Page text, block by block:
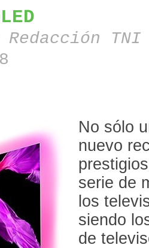
Redacción
No sólo
nuevo
serie de
los
siendo
de